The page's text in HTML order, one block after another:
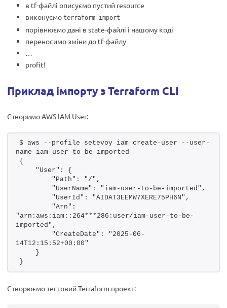
в tf-файлі описуємо пустий resource
виконуємо terraform import
порівнюємо дані в state-файлі і нашому коді
переносимо зміни до tf-файлу
…
profit!
Приклад імпорту з Terraform CLI
Створимо AWS IAM User:
$ aws --profile setevoy iam create-user --user-
name iam-user-to-be-imported
{
    "User": {
        "Path": "/",
        "UserName": "iam-user-to-be-imported",
        "UserId": "AIDAT3EEMW7XERE75PH6N",
        "Arn":
"arn:aws:iam::264***286:user/iam-user-to-be-
imported",
        "CreateDate": "2025-06-
14T12:15:52+00:00"
    }
}
Створюємо тестовий Terraform проект: